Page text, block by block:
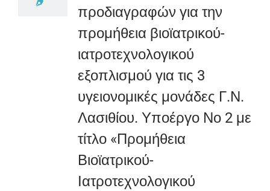
προδιαγραφών για την
προμήθεια βιοϊατρικού-
ιατροτεχνολογικού
εξοπλισμού για τις 3
υγειονομικές μονάδες Γ.Ν.
Λασιθίου. Υποέργο Νο 2 με
τίτλο «Προμήθεια
Βιοϊατρικού-
Ιατροτεχνολογικού